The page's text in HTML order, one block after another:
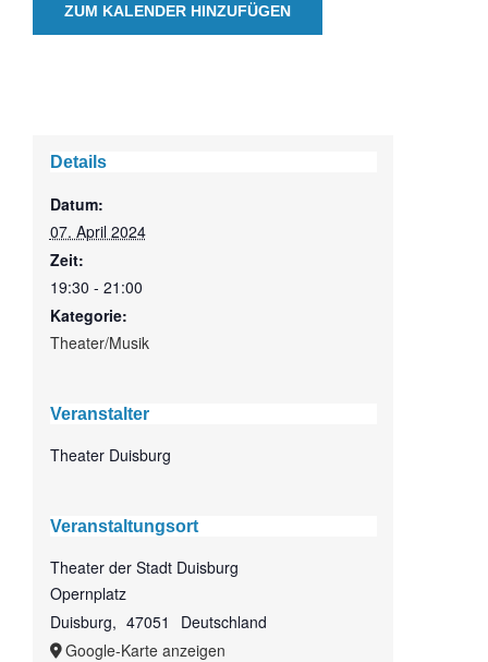
ZUM KALENDER HINZUFÜGEN
Details
Datum:
07. April 2024
Zeit:
19:30 - 21:00
Kategorie:
Theater/Musik
Veranstalter
Theater Duisburg
Veranstaltungsort
Theater der Stadt Duisburg
Opernplatz
Duisburg, 47051
Deutschland
Google-Karte anzeigen